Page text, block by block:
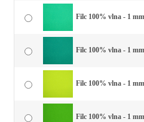
Filc 100% vlna - 1
Filc 100% vlna - 1
Filc 100% vlna - 1
Filc 100% vlna - 1